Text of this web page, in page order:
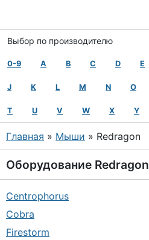
Выбор по производителю
0-9 A B C D E
J K L M N O
T U V W X Y
Главная » Мыши » Redragon
Оборудование Redragon
Centrophorus
Cobra
Firestorm